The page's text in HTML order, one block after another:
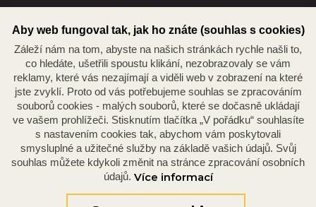
Náměstí Republiky 234/35, 301 00 Plzeň
Aby web fungoval tak, jak ho znáte (souhlas s cookies)
Záleží nám na tom, abyste na našich stránkách rychle našli to,
co hledáte, ušetřili spoustu klikání, nezobrazovaly se vám
reklamy, které vás nezajímají a viděli web v zobrazení na které
jste zvyklí. Proto od vás potřebujeme souhlas se zpracováním
souborů cookies - malých souborů, které se dočasně ukládají
ve vašem prohlížeči. Stisknutím tlačítka „V pořádku“ souhlasíte
s nastavením cookies tak, abychom vám poskytovali
smysluplné a užitečné služby na základě vašich údajů. Svůj
souhlas můžete kdykoli změnit na stránce zpracování osobních
údajů. Více informací